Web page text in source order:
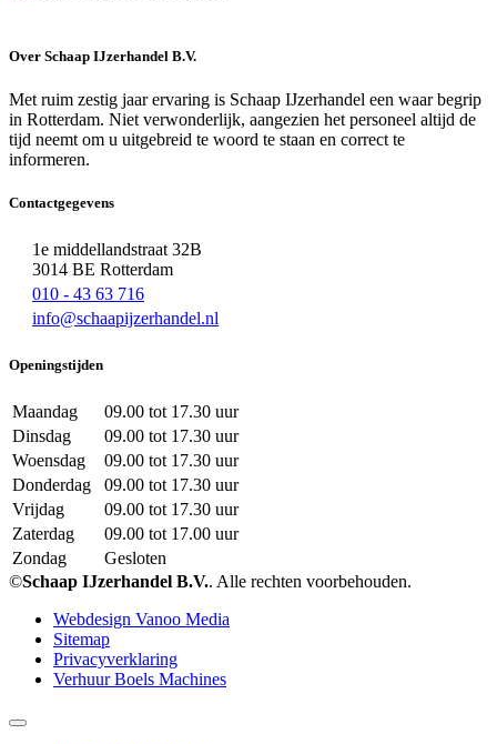
Over Schaap IJzerhandel B.V.
Met ruim zestig jaar ervaring is Schaap IJzerhandel een waar begrip
in Rotterdam. Niet verwonderlijk, aangezien het personeel altijd de
tijd neemt om u uitgebreid te woord te staan en correct te
informeren.
Contactgegevens
1e middellandstraat 32B
3014 BE Rotterdam
010 - 43 63 716
info@schaapijzerhandel.nl
Openingstijden
Maandag
09.00 tot 17.30 uur
Dinsdag
09.00 tot 17.30 uur
Woensdag
09.00 tot 17.30 uur
Donderdag
09.00 tot 17.30 uur
Vrijdag
09.00 tot 17.30 uur
Zaterdag
09.00 tot 17.00 uur
Zondag
Gesloten
©Schaap IJzerhandel B.V.. Alle rechten voorbehouden.
Webdesign Vanoo Media
Sitemap
Privacyverklaring
Verhuur Boels Machines